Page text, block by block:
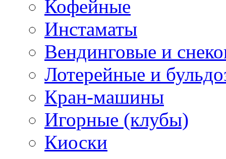
Кофейные
Инстаматы
Вендинговые и
Лотерейные и
Кран-машины
Игорные (клубы)
Киоски